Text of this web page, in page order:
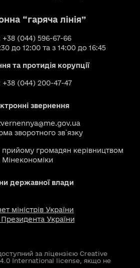
“гаряча лінія”
+38 (044) 596-67-66
до 12:00 та з 14:00 до 16:45
та протидія корупції
+38 (044) 200-47-47
звернення
зворотного зв`язку
прийому громадян керівництвом
Мінекономіки
державної влади
міністрів України
України
за ліцензією Creative
International license, якщо не